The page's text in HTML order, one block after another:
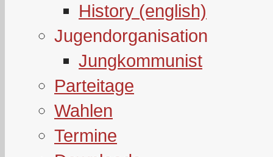
History (english)
Jugendorganisation
Jungkommunist
Parteitage
Wahlen
Termine